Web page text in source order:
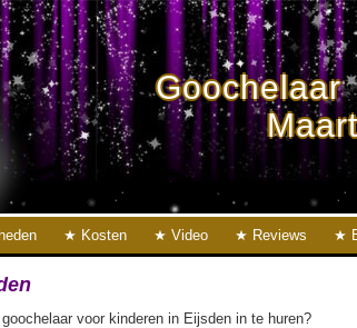
Goochelaar
Kosten Video Reviews
voor kinderen in Eijsden in te huren?